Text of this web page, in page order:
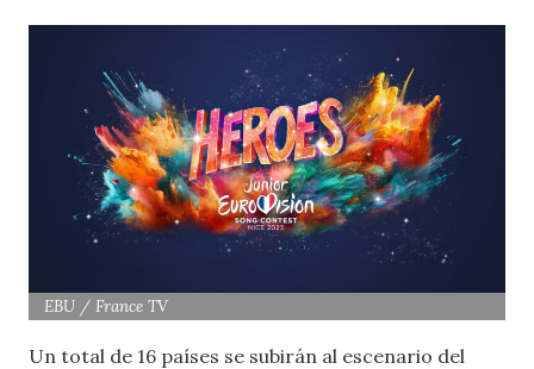
EBU / France TV
Un total de 16 países se subirán al escenario del